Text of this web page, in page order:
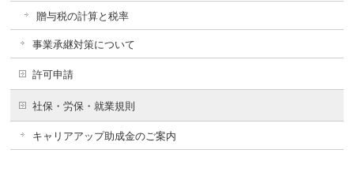
贈与税の計算と税率
事業承継対策について
許可申請
社保・労保・就業規則
キャリアアップ助成金のご案内